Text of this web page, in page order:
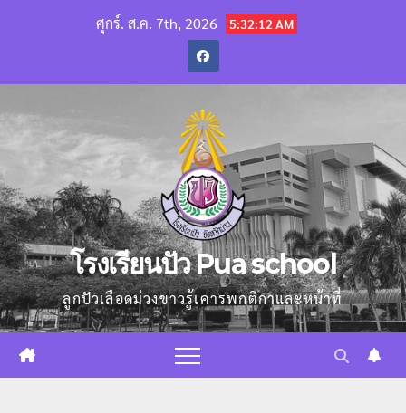
ศุกร์. ส.ค. 7th, 2026 5:32:13 AM
โรงเรียนปัว Pua school
ลูกปัวเลือดม่วงขาวรู้เคารพกติกาและหน้าที่